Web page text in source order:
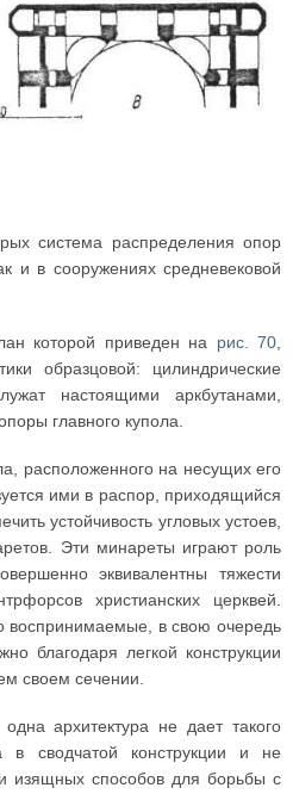
система распределения опор
и в сооружениях средневековой
которой приведен на рис. 70
образцовой: цилиндрические
настоящими аркбутанами,
главного купола.
расположенного на несущих его
ими в распор, приходящийся
устойчивость угловых устоев,
Эти минареты играют роль
эквивалентны тяжести
христианских церквей.
воспринимаемые, в свою очередь
благодаря легкой конструкции
своем сечении.
архитектура не дает тако­го
в сводчатой конструкции и не
изящных способов для борьбы с